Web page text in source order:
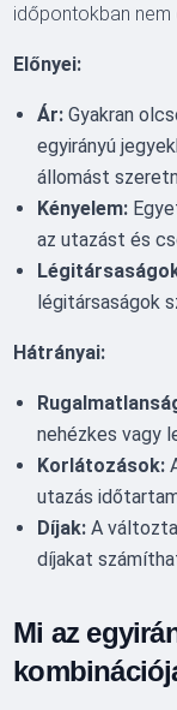
időpontokban nem
Előnyei:
Ár: Gyakran
egyirányú
állomást
Kényelem:
az utazást és
légitársaságok
Hátrányai:
nehézkes vagy
Korlátozások:
utazás
Díjak: A
díjakat
Mi az